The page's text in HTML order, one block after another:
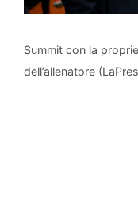
Summit con la
dell’allenatore